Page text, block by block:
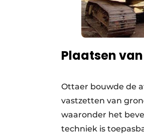
Plaatsen
Ottaer bouwde de
vastzetten van
waaronder het
techniek is